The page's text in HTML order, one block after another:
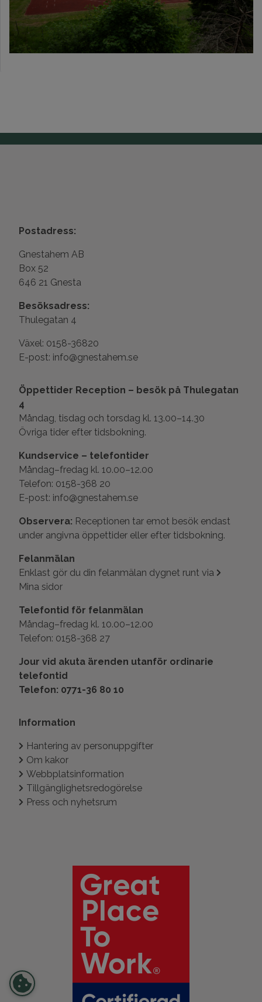
Postadress:
Gnestahem AB
Box 52
646 21 Gnesta
Besöksadress:
Thulegatan 4
Växel: 0158-36820
E-post: info@gnestahem.se
Öppettider Reception – besök på Thulegatan
4
Måndag, tisdag och torsdag kl. 13.00–14.30
Övriga tider efter tidsbokning.
Kundservice – telefontider
Måndag–fredag kl. 10.00–12.00
Telefon: 0158-368 20
E-post: info@gnestahem.se
Observera: Receptionen tar emot besök endast
under angivna öppettider eller efter tidsbokning.
Felanmälan
Enklast gör du din felanmälan dygnet runt via
Mina sidor
Telefontid för felanmälan
Måndag–fredag kl. 10.00–12.00
Telefon: 0158-368 27
Jour vid akuta ärenden utanför ordinarie
telefontid
Telefon: 0771-36 80 10
Information
Hantering av personuppgifter
Om kakor
Webbplatsinformation
Tillgänglighetsredogörelse
Press och nyhetsrum